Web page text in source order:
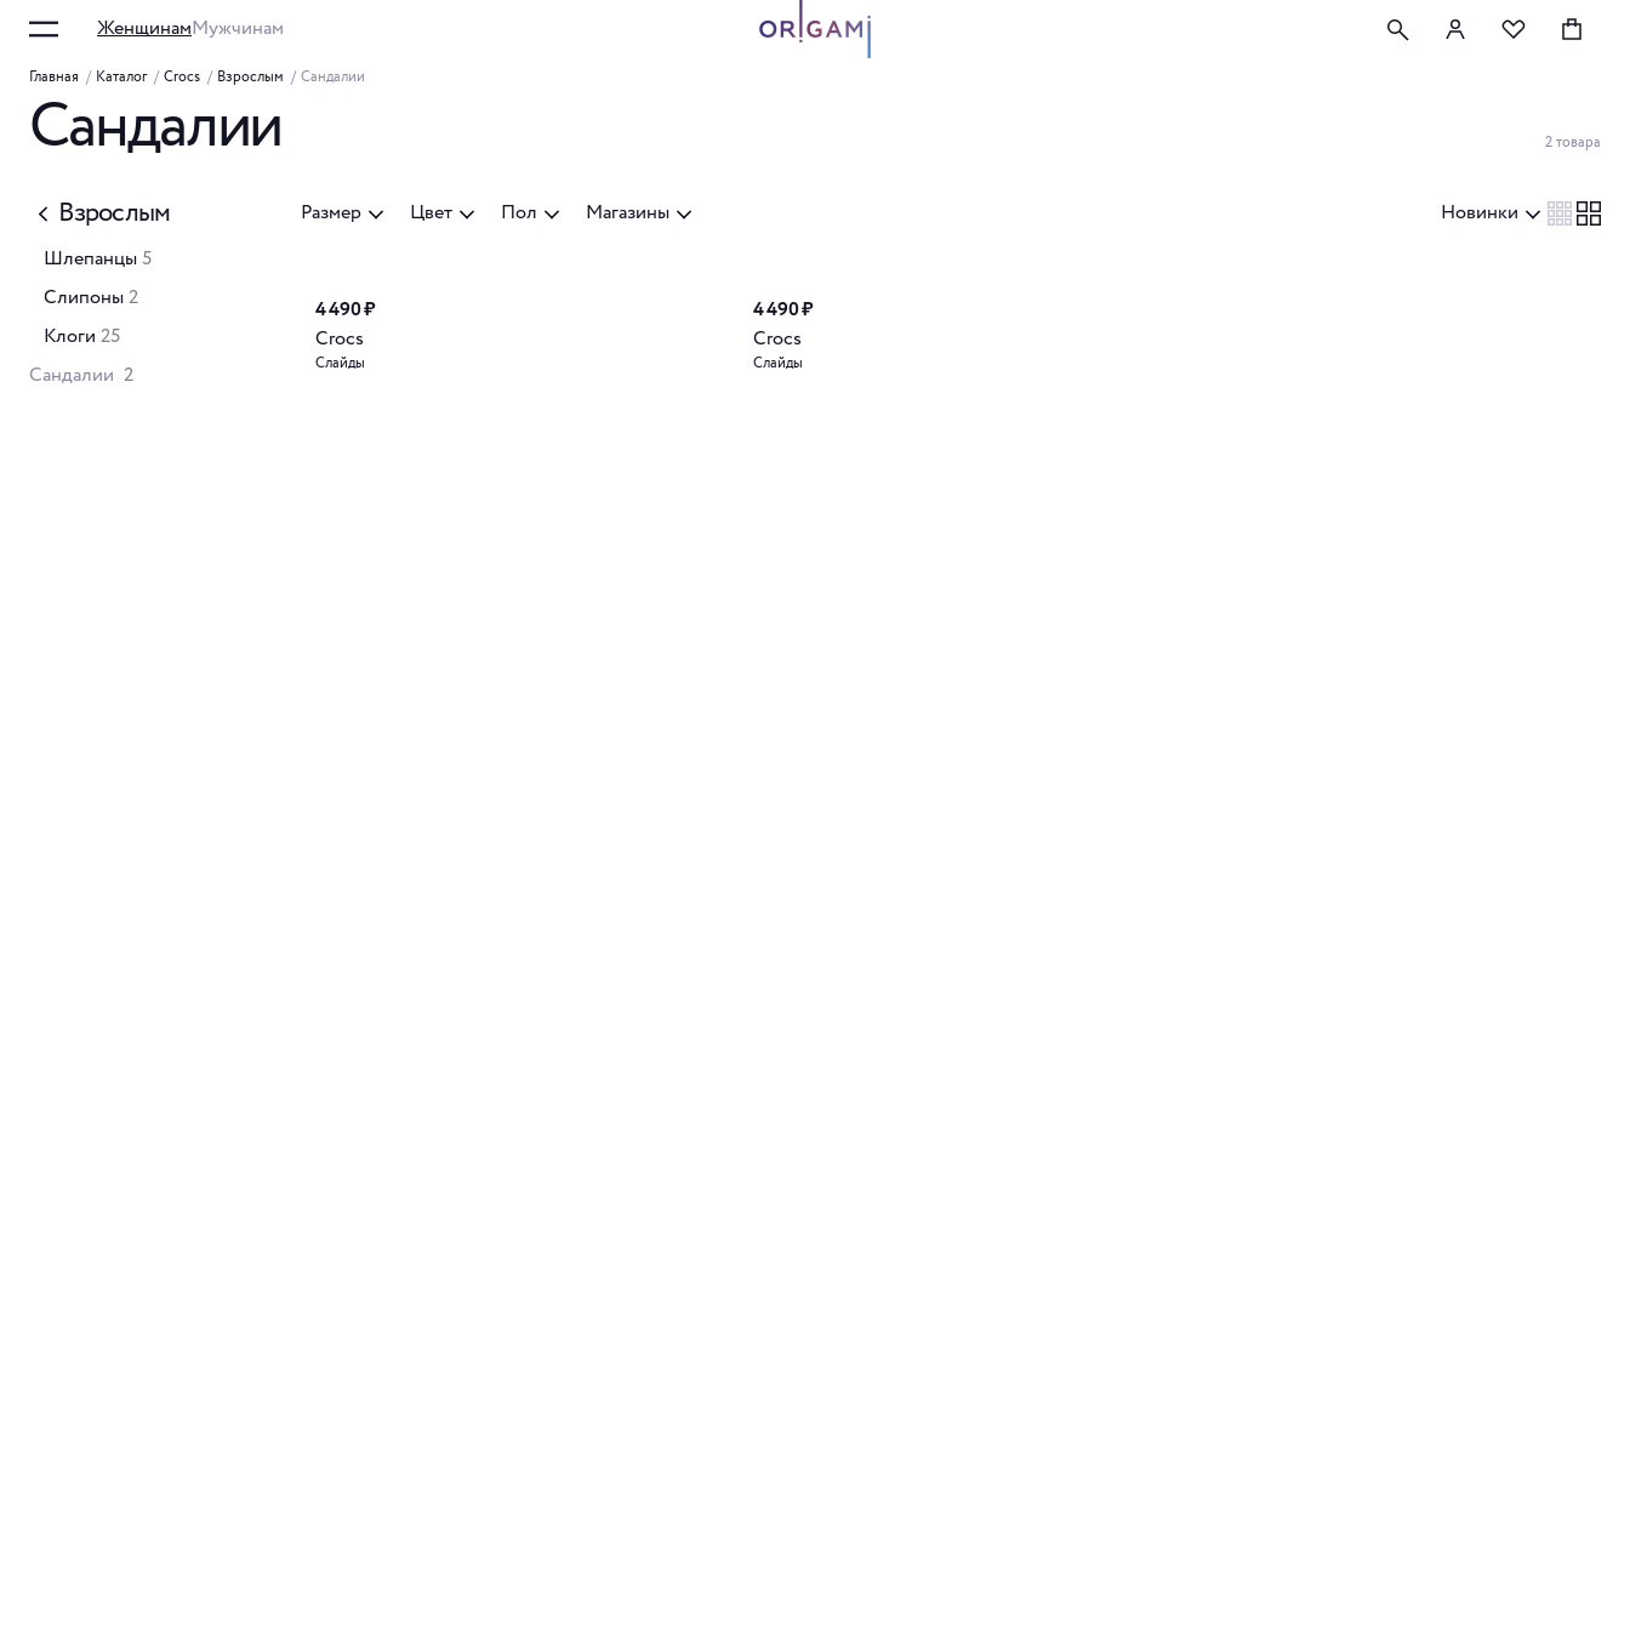
ЖенщинамМужчинам
Главная / Каталог / Crocs / Взрослым / Сандалии
Сандалии 2 товара
Взрослым
Шлепанцы5
Слипоны2
Клоги 25
Сандалии 2
Размер Цвет Пол Магазины Новинки
4 490 ₽
Crocs
Слайды
4 490 ₽
Crocs
Слайды